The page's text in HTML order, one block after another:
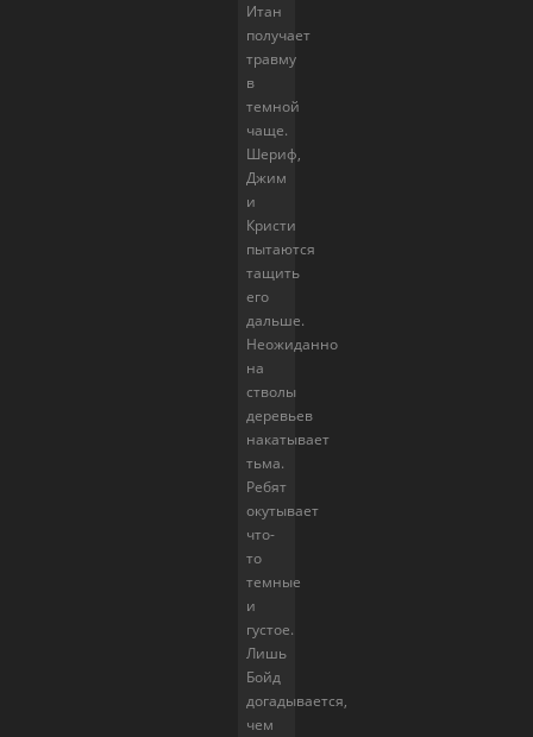
Итан
получает
травму
в
темной
чаще.
Шериф,
Джим
и
Кристи
пытаются
тащить
его
дальше.
Неожиданно
на
стволы
деревьев
накатывает
тьма.
Ребят
окутывает
что-
то
темные
и
густое.
Лишь
Бойд
догадывается,
чем